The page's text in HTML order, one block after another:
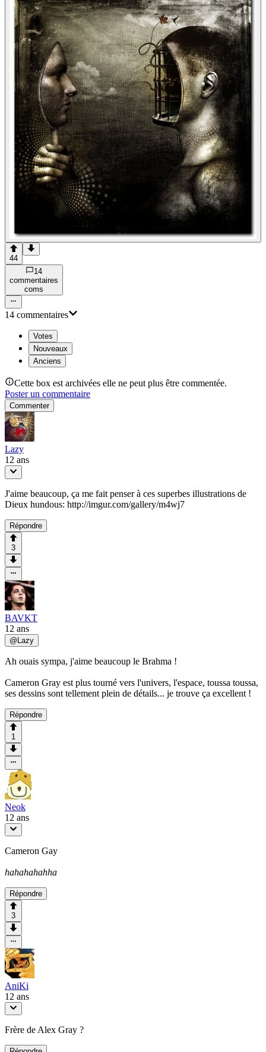
44
14
commentaires
coms
14 commentaires
Votes
Nouveaux
Anciens
Cette box est archivées elle ne peut plus être commentée.
Poster un commentaire
Commenter
Lazy
12 ans
J'aime beaucoup, ça me fait penser à ces superbes illustrations de
Dieux hundous: http://imgur.com/gallery/m4wj7
Répondre
3
BAVKT
12 ans
@ Lazy
Ah ouais sympa, j'aime beaucoup le Brahma !
Cameron Gray est plus tourné vers l'univers, l'espace, toussa toussa,
ses dessins sont tellement plein de détails... je trouve ça excellent !
Répondre
1
Neok
12 ans
Cameron Gay
hahahahahha
Répondre
3
AniKi
12 ans
Frère de Alex Gray ?